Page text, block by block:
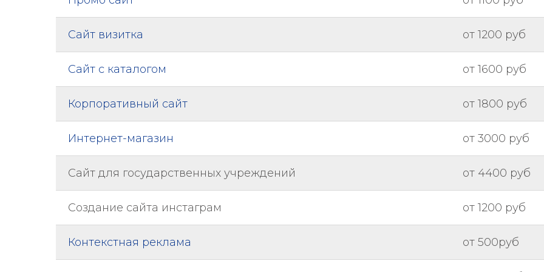
Сайт визитка от 1200 руб
Сайт с каталогом от 1600 руб
Корпоративный сайт от 1800 руб
Интернет-магазин от 3000 руб
Сайт для государственных учреждений от 4400 руб
Создание сайта инстаграм от 1200 руб
Контекстная реклама от 500руб